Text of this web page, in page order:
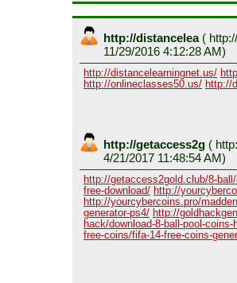
http://distancelea (
11/29/2016 4:12:28 AM)
http://distancelearningnet.us/
http://onlineclasses50.us/ http://
http://getaccess2g (
4/21/2017 11:48:54 AM)
http://getaccess2gold.club/8-
free-download/ http://
http://yourcybercoins.pro/
generator-ps4/ http://
hack/download-8-ball-pool-coins-
free-coins/fifa-14-free-coins-